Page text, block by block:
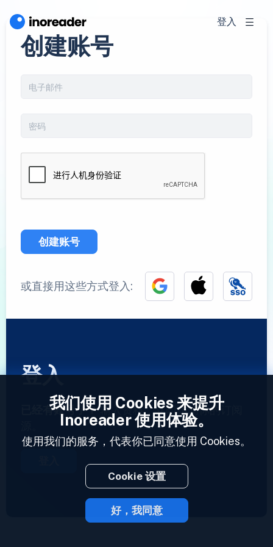
登入
创建账号
创建账号
或直接用这些方式登入:
登入
已经有账号了？输入资料，立即访问你的订阅
2023 © Inoreader
我们使用 Cookies 来提升
Inoreader 使用体验。
使用我们的服务，代表你已同意使用 Cookies。
Cookie 设置
好，我同意